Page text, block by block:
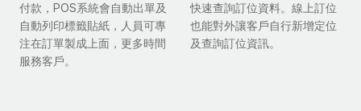
付款，POS系統會自動出單及
自動列印標籤貼紙，人員可專
注在訂單製成上面，更多時間
服務客戶。
快速查詢訂位資料。線上訂位
也能對外讓客戶自行新增定位
及查詢訂位資訊。